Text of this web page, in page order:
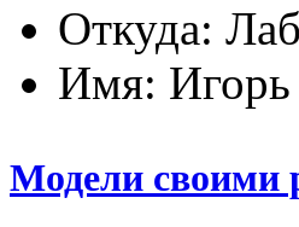
Откуда:
Имя: Игорь
Модели своими